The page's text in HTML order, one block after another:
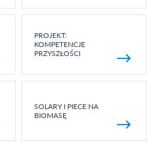
PROJEKT:
KOMPETENCJE
PRZYSZŁOŚCI
SOLARY I PIECE NA
BIOMASĘ